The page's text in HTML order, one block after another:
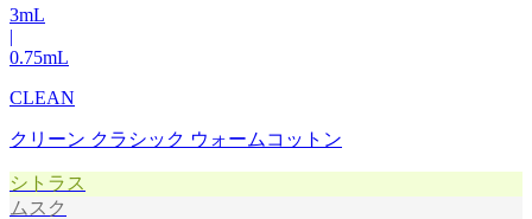
3mL
|
0.75mL
CLEAN
クリーン クラシック ウォームコットン
シトラス
ムスク